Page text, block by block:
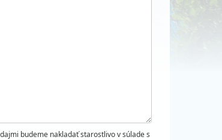
budeme nakladať starostlivo v súlade s